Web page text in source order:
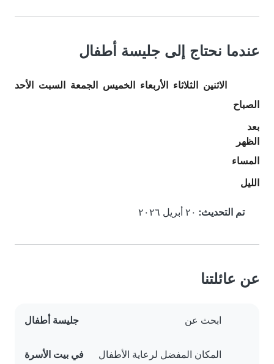
عندما نحتاج إلى جليسة أطفال
الاثنين الثلاثاء الأربعاء الخميس الجمعة السبت
الأحد
الصباح
بعد
الظهر
المساء
الليل
تم التحديث:
عن عائلتنا
ابحث عن جليسة أطفال
المكان المفضل لرعاية الأطفال في بيت الأسرة